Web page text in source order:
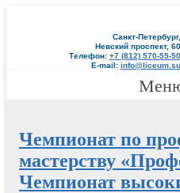
Санкт-Петербург,
Невский проспект, 60
Телефон: +7 (812) 570-55-50
E-mail: info@liceum.su
Чемпионат по
мастерству
Чемпионат